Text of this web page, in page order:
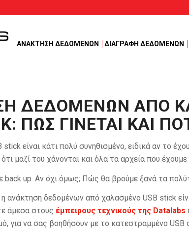
ΑΝΑΚΤΗΣΗ ΔΕΔΟΜΕΝΩΝ ΔΙΑΓΡΑΦΗ ΔΕΔΟΜΕΝΩΝ
ΔΕΔΟΜΈΝΩΝ ΑΠΌ
ΠΏΣ ΓΊΝΕΤΑΙ ΚΑΙ
είναι κάτι πολύ συνηθισμένο, ειδικά αν το
μαζί του χάνονται και όλα τα αρχεία που
back up. Αν όχι όμως; Πώς θα βρούμε ξανά τα
η ανάκτηση δεδομένων από χαλασμένο USB stick
άμεσα στους έμπειρους τεχνικούς της Datalabs
για να σας βοηθήσουν με το κατεστραμμένο USB